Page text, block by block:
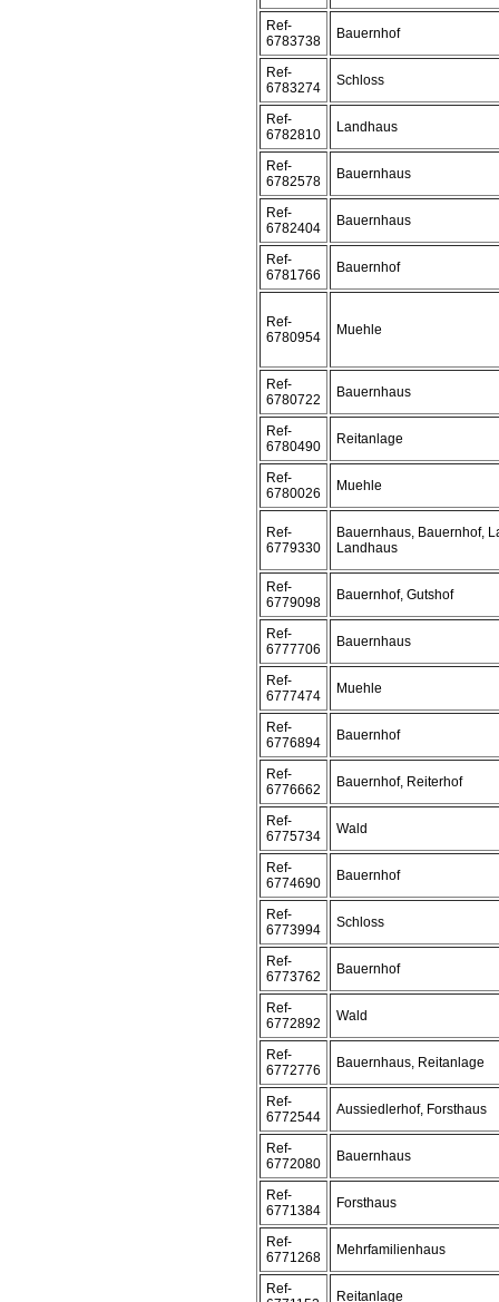
Ref-
6783738
Bauernhof
Ref-
6783274
Schloss
Ref-
6782810
Landhaus
Ref-
6782578
Bauernhaus
Ref-
6782404
Bauernhaus
Ref-
6781766
Bauernhof
Ref-
6780954
Muehle
Ref-
6780722
Bauernhaus
Ref-
6780490
Reitanlage
Ref-
6780026
Muehle
Ref-
6779330
Bauernhaus, Bauernhof,
Landhaus
Ref-
6779098
Bauernhof, Gutshof
Ref-
6777706
Bauernhaus
Ref-
6777474
Muehle
Ref-
6776894
Bauernhof
Ref-
6776662
Bauernhof, Reiterhof
Ref-
6775734
Wald
Ref-
6774690
Bauernhof
Ref-
6773994
Schloss
Ref-
6773762
Bauernhof
Ref-
6772892
Wald
Ref-
6772776
Bauernhaus, Reitanlage
Ref-
6772544
Aussiedlerhof, Forsthaus
Ref-
6772080
Bauernhaus
Ref-
6771384
Forsthaus
Ref-
6771268
Mehrfamilienhaus
Ref-
Reitanlage